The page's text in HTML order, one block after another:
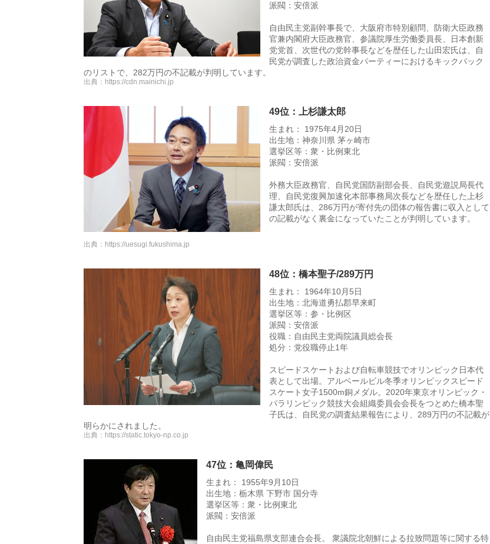
派閥：安倍派
自由民主党副幹事長で、大阪府市特別顧問、防衛大臣政務
官兼内閣府大臣政務官、参議院厚生労働委員長、日本創新
党党首、次世代の党幹事長などを歴任した山田宏氏は、自
民党が調査した政治資金パーティーにおけるキックバック
のリストで、282万円の不記載が判明しています。
出典： https://cdn.mainichi.jp
49位：上杉謙太郎
生まれ： 1975年4月20日
出生地：神奈川県 茅ヶ崎市
選挙区等：衆・比例東北
派閥：安倍派
外務大臣政務官、自民党国防副部会長、自民党遊説局長代
理、自民党復興加速化本部事務局次長などを歴任した上杉
謙太郎氏は、286万円が寄付先の団体の報告書に収入として
の記載がなく裏金になっていたことが判明しています。
出典： https://uesugi.fukushima.jp
48位：橋本聖子/289万円
生まれ： 1964年10月5日
出生地：北海道勇払郡早来町
選挙区等：参・比例区
派閥：安倍派
役職：自由民主党両院議員総会長
処分：党役職停止1年
スピードスケートおよび自転車競技でオリンピック日本代
表として出場。アルベールビル冬季オリンピックスピード
スケート女子1500m銅メダル。2020年東京オリンピック・
パラリンピック競技大会組織委員会会長をつとめた橋本聖
子氏は、自民党の調査結果報告により、289万円の不記載が
明らかにされました。
出典： https://static.tokyo-np.co.jp
47位：亀岡偉民
生まれ： 1955年9月10日
出生地：栃木県 下野市 国分寺
選挙区等：衆・比例東北
派閥：安倍派
自由民主党福島県支部連合会長。 衆議院北朝鮮による拉致問題等に関する特